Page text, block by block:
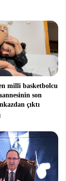
milli basketbolcu
son
çıktı